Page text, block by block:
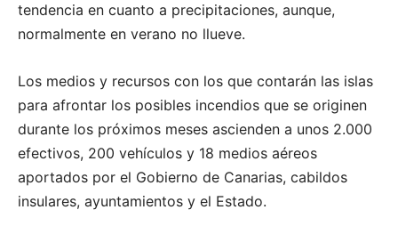
tendencia en cuanto a precipitaciones, aunque,
normalmente en verano no llueve.
Los medios y recursos con los que contarán las islas
para afrontar los posibles incendios que se originen
durante los próximos meses ascienden a unos 2.000
efectivos, 200 vehículos y 18 medios aéreos
aportados por el Gobierno de Canarias, cabildos
insulares, ayuntamientos y el Estado.